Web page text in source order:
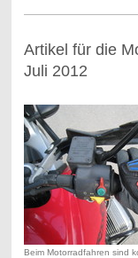
Artikel für die
Juli 2012
Beim Motorradfahren sind